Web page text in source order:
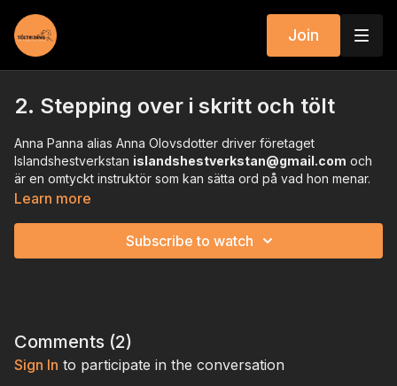
Join
2. Stepping over i skritt och tölt
Anna Panna alias Anna Olovsdotter driver företaget
Islandshestverkstan islandshestverkstan@gmail.com och
är en omtyckt instruktör som kan sätta ord på vad hon menar.
Learn more
Subscribe to watch
Comments (2)
Sign In to participate in the conversation